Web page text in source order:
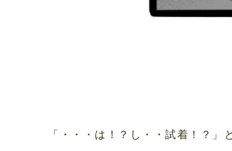
「・・・は！？し・・試着！？」